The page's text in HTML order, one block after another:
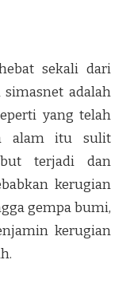
sekali dari
adalah
yang telah
alam itu sulit
terjadi dan
kerugian
gempa bumi,
kerugian